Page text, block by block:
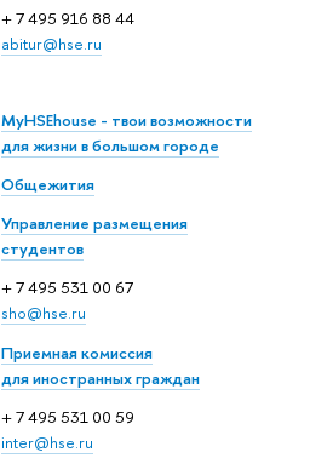
+ 7 495 916 88 44
abitur@hse.ru
MyHSEhouse - твои возможности
для жизни в большом городе
Общежития
Управление размещения
студентов
+ 7 495 531 00 67
sho@hse.ru
Приемная комиссия
для иностранных граждан
+ 7 495 531 00 59
inter@hse.ru